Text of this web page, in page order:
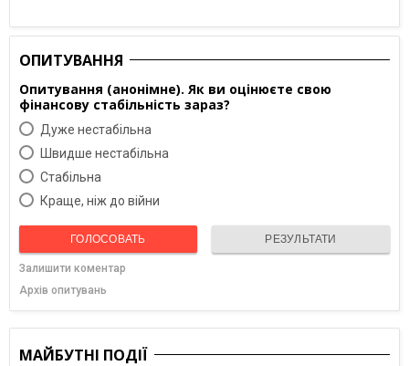
ОПИТУВАННЯ
Опитування (анонімне). Як ви оцінюєте свою
фінансову стабільність зараз?
Дуже нестабільна
Швидше нестабільна
Cтабільна
Краще, ніж до війни
ГОЛОСОВАТЬ РЕЗУЛЬТАТИ
Залишити коментар
Архів опитувань
МАЙБУТНІ ПОДІЇ